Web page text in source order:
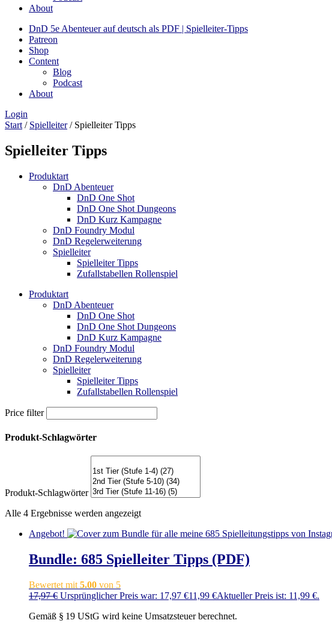
About
DnD 5e Abenteuer auf deutsch als PDF | Spielleiter-Tipps
Patreon
Shop
Content
Blog
Podcast
About
Login
Start / Spielleiter/ Spielleiter Tipps
Spielleiter Tipps
Produktart
DnD Abenteuer
DnD One Shot
DnD One Shot Dungeons
DnD Kurz Kampagne
DnD Foundry Modul
DnD Regelerweiterung
Spielleiter
Spielleiter Tipps
Zufallstabellen Rollenspiel
Produktart
DnD Abenteuer
DnD One Shot
DnD One Shot Dungeons
DnD Kurz Kampagne
DnD Foundry Modul
DnD Regelerweiterung
Spielleiter
Spielleiter Tipps
Zufallstabellen Rollenspiel
Price filter
Produkt-Schlagwörter
Produkt-Schlagwörter
Alle 4 Ergebnisse werden angezeigt
Angebot!
Bundle: 685 Spielleiter Tipps (PDF)
Bewertet mit 5.00 von 5
17,97€ Ursprünglicher Preis war: 17,97 €11,99 €Aktueller Preis ist: 11,99 €.
Gemäß § 19 UStG wird keine Umsatzsteuer berechnet.